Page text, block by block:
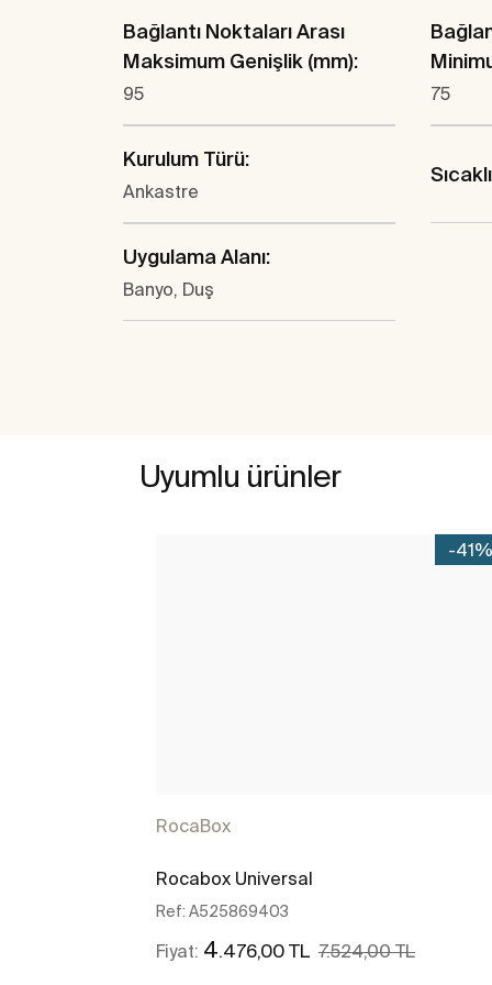
Bağlantı Noktaları Arası
Maksimum Genişlik (mm):
95 75
Kurulum Türü:
Ankastre
Uygulama Alanı:
Banyo, Duş
Uyumlu ürünler
-41%
RocaBox
Rocabox Universal
Ref: A525869403
Fiyat: 4.476,00 TL 7.524,00 TL